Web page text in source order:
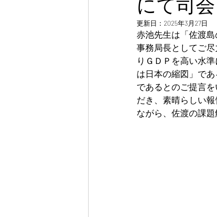
更新日： 2025年3月27日
赤池先生は「佐渡
事務局長としてご
りＧＤＰを高い水
は日本の縮図」で
であるとのご提言
だき、素晴らしい
ながら、佐渡の課